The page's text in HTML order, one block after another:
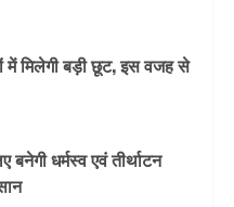
मिलेगी बड़ी छूट, इस वजह से
धर्मस्व एवं तीर्थाटन